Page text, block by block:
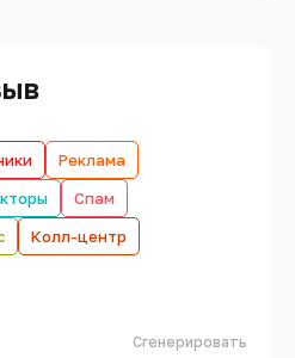
Реклама
Спам
Колл-центр
Сгенерировать